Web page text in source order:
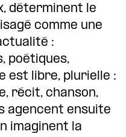
déterminent le
comme une
:
poétiques,
est libre, plurielle :
récit, chanson,
agencent ensuite
imaginent la